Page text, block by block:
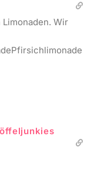
Wir